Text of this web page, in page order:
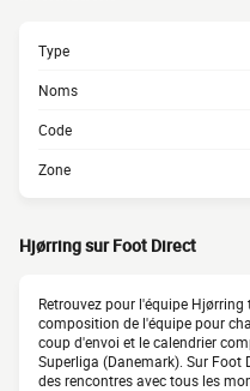
Type
Noms
Code
Zone
Hjørring sur Foot Direct
Retrouvez pour l'équipe
composition de l'équipe pour
coup d'envoi et le calendrier
Superliga (Danemark). Sur Foot
des rencontres avec tous les